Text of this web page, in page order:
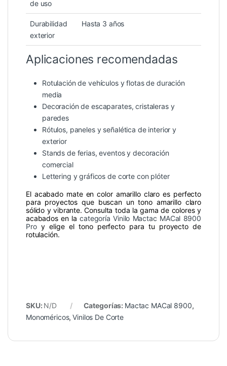
de uso
Durabilidad
exterior
Hasta 3 años
Aplicaciones recomendadas
Rotulación de vehículos y flotas de duración
media
Decoración de escaparates, cristaleras y
paredes
Rótulos, paneles y señalética de interior y
exterior
Stands de ferias, eventos y decoración
comercial
Lettering y gráficos de corte con plóter
El acabado mate en color amarillo claro es perfecto
para proyectos que buscan un tono amarillo claro
sólido y vibrante. Consulta toda la gama de colores y
acabados en lacategoría Vinilo Mactac MACal 8900
Proy elige el tono perfecto para tu proyecto de
rotulación.
SKU: N/D Categorías: Mactac MACal 8900,
Monoméricos,Vinilos De Corte